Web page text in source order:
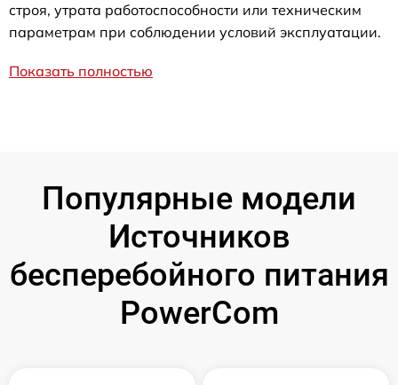
строя, утрата работоспособности или техническим
параметрам при соблюдении условий эксплуатации.
Показать полностью
Популярные модели
Источников
бесперебойного питания
PowerCom